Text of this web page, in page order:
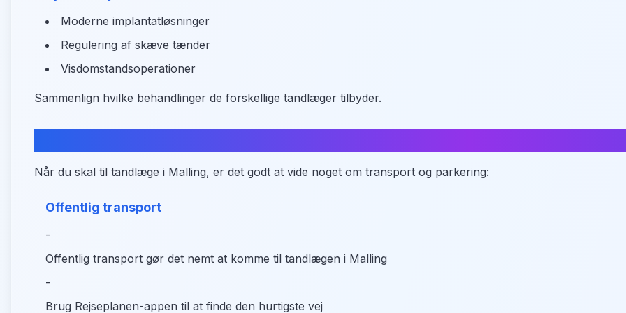
Moderne implantatløsninger
Regulering af skæve tænder
Visdomstandsoperationer
Sammenlign hvilke behandlinger de forskellige tandlæger tilbyder.
Når du skal til tandlæge i Malling, er det godt at vide noget om transport og parkering:
Offentlig transport
-
Offentlig transport gør det nemt at komme til tandlægen i Malling
-
Brug Rejseplanen-appen til at finde den hurtigste vej